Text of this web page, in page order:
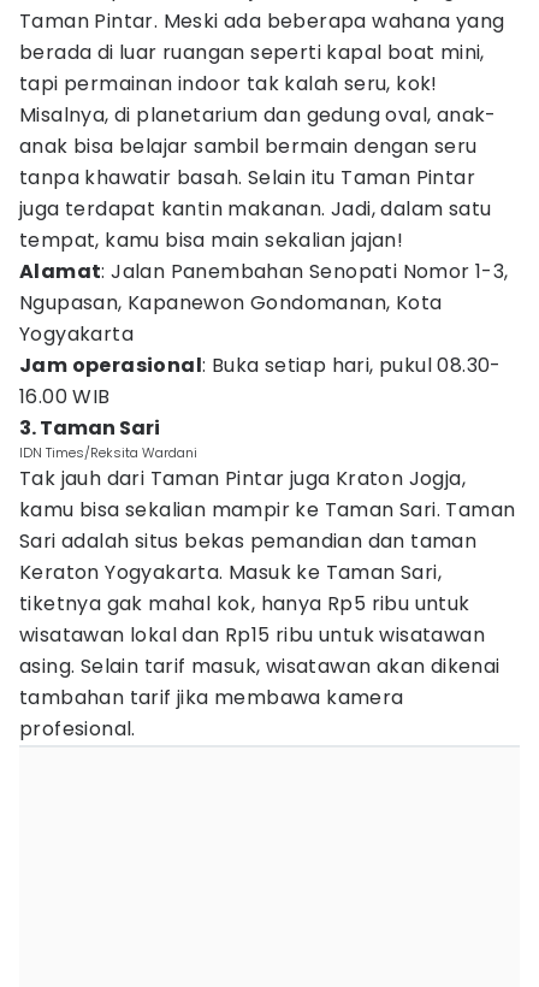
Taman Pintar. Meski ada beberapa wahana yang
berada di luar ruangan seperti kapal boat mini,
tapi permainan indoor tak kalah seru, kok!
Misalnya, di planetarium dan gedung oval, anak-
anak bisa belajar sambil bermain dengan seru
tanpa khawatir basah. Selain itu Taman Pintar
juga terdapat kantin makanan. Jadi, dalam satu
tempat, kamu bisa main sekalian jajan!
Alamat: Jalan Panembahan Senopati Nomor 1-3,
Ngupasan, Kapanewon Gondomanan, Kota
Yogyakarta
Jam operasional: Buka setiap hari, pukul 08.30-
16.00 WIB
3. Taman Sari
IDN Times/Reksita Wardani
Tak jauh dari Taman Pintar juga Kraton Jogja,
kamu bisa sekalian mampir ke Taman Sari. Taman
Sari adalah situs bekas pemandian dan taman
Keraton Yogyakarta. Masuk ke Taman Sari,
tiketnya gak mahal kok, hanya Rp5 ribu untuk
wisatawan lokal dan Rp15 ribu untuk wisatawan
asing. Selain tarif masuk, wisatawan akan dikenai
tambahan tarif jika membawa kamera
profesional.